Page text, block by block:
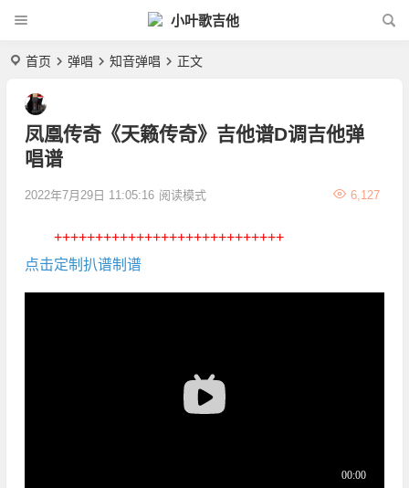
小叶歌吉他
首页 弹唱 知音弹唱 正文
凤凰传奇《天籁传奇》吉他谱D调吉他弹
唱谱
2022年7月29日 11:05:16 6,127
阅读模式
++++++++++++++++++++++++++++
点击定制扒谱制谱